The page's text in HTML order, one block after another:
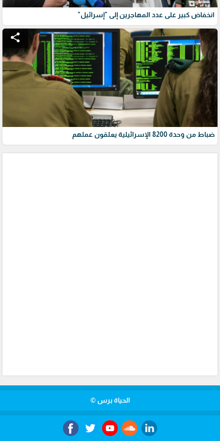
انخفاض كبير على عدد المهاجرين إلى "إسرائيل"
share
ضباط من وحدة 8200 الإسرائيلية يعلقون عملهم
الحياة برس ©